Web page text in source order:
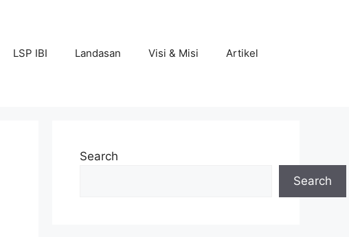
LSP IBI Landasan Visi & Misi Artikel
Search
Search